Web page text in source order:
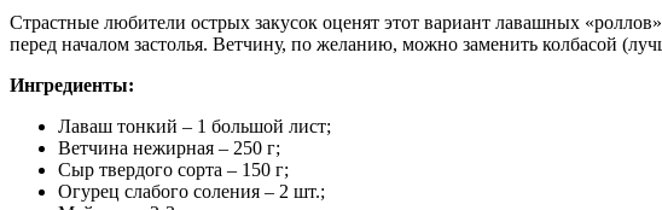
Страстные любители острых закусок оценят этот вариант лавашных
перед началом застолья. Ветчину, по желанию, можно заменить колбасой
Ингредиенты:
Лаваш тонкий – 1 большой лист;
Ветчина нежирная – 250 г;
Сыр твердого сорта – 150 г;
Огурец слабого соления – 2 шт.;